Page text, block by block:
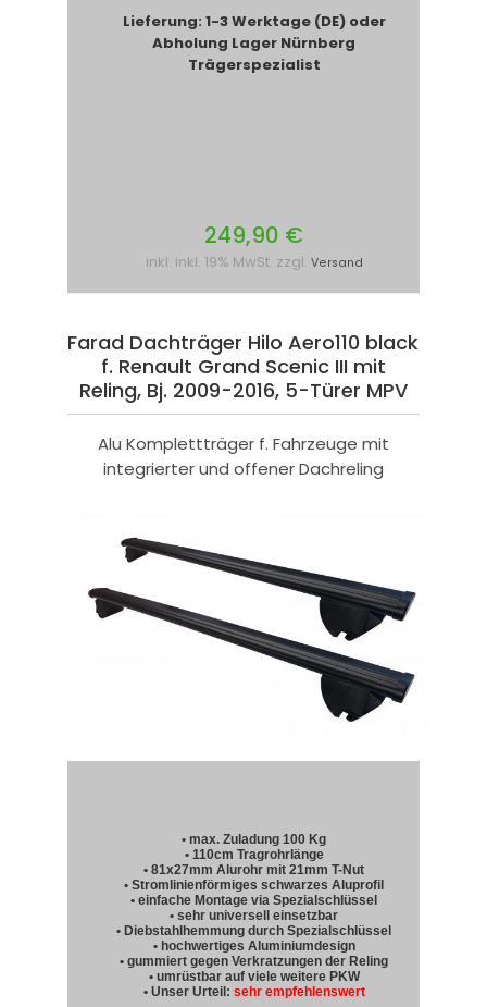
Lieferung: 1-3 Werktage (DE) oder
Abholung Lager Nürnberg
Trägerspezialist
249,90 €
inkl. inkl. 19% MwSt. zzgl. Versand
Farad Dachträger Hilo Aero110 black
f. Renault Grand Scenic III mit
Reling, Bj. 2009-2016, 5-Türer MPV
Alu Komplettträger f. Fahrzeuge mit
integrierter und offener Dachreling
• max. Zuladung 100 Kg
• 110cm Tragrohrlänge
• 81x27mm Alurohr mit 21mm T-Nut
• Stromlinienförmiges schwarzes Aluprofil
• einfache Montage via Spezialschlüssel
• sehr universell einsetzbar
• Diebstahlhemmung durch Spezialschlüssel
• hochwertiges Aluminiumdesign
• gummiert gegen Verkratzungen der Reling
• umrüstbar auf viele weitere PKW
• Unser Urteil: sehr empfehlenswert